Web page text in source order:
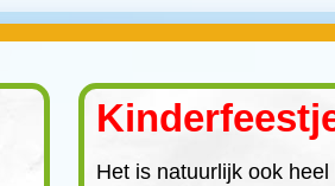
Het is natuurlijk ook